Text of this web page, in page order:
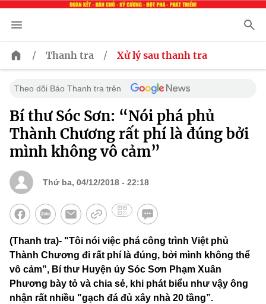
/ Thanh tra / Xử lý sau thanh tra
Theo dõi Báo Thanh tra trên
Bí thư Sóc Sơn: “Nói phá phủ
Thành Chương rất phí là đúng bởi
mình không vô cảm”
Thứ ba, 04/12/2018 - 22:18
(Thanh tra)- "Tôi nói việc phá công trình Việt phủ
Thành Chương đi rất phí là đúng, bởi mình không thể
vô cảm”, Bí thư Huyện ủy Sóc Sơn Phạm Xuân
Phương bày tỏ và chia sẻ, khi phát biểu như vậy ông
nhận rất nhiều "gạch đá đủ xây nhà 20 tầng”.